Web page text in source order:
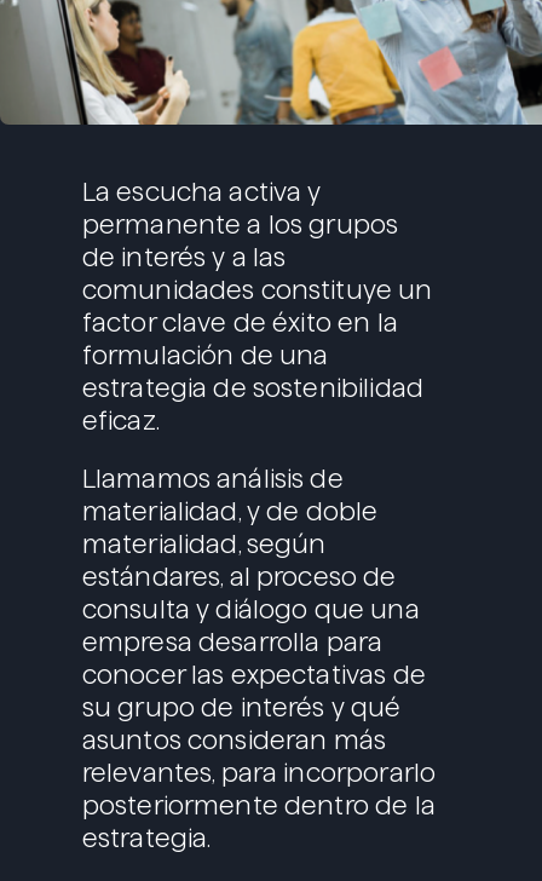
La escucha activa y
permanente a los grupos
de interés y a las
comunidades constituye un
factor clave de éxito en la
formulación de una
estrategia de sostenibilidad
eficaz.
Llamamos análisis de
materialidad, y de doble
materialidad, según
estándares, al proceso de
consulta y diálogo que una
empresa desarrolla para
conocer las expectativas de
su grupo de interés y qué
asuntos consideran más
relevantes, para incorporarlo
posteriormente dentro de la
estrategia.